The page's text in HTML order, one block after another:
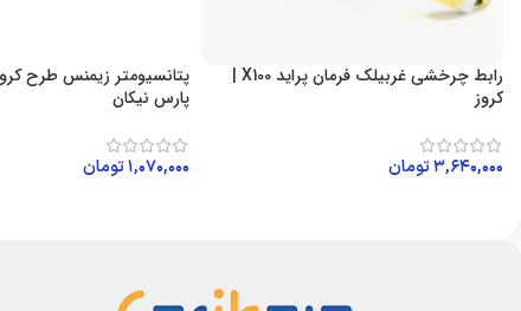
رابط چرخشی غربیلک فرمان پراید X100 |
کروز
۳,۶۴۰,۰۰۰تومان
پارس نیکان
۱,۰۷۰,۰۰۰تومان